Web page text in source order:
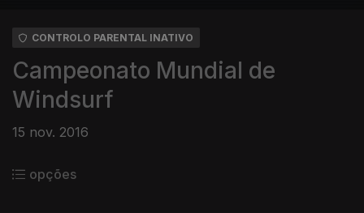
CONTROLO PARENTAL INATIVO
Campeonato Mundial de
Windsurf
15 nov. 2016
opções